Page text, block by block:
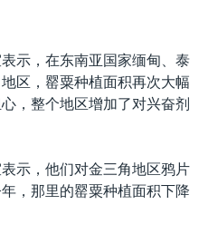
示，在东南亚国家缅甸、泰
区，罂粟种植面积再次大幅
，整个地区增加了对兴奋剂
示，他们对金三角地区鸦片
，那里的罂粟种植面积下降